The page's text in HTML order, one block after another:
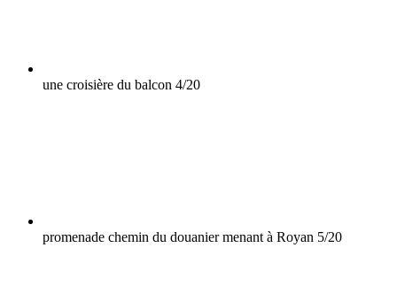
une croisière du balcon 4/20
promenade chemin du douanier menant à Royan 5/20